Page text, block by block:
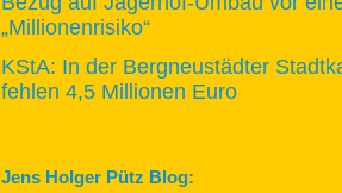
„Millionenrisiko“
KStA: In der Bergneustädter
fehlen 4,5 Millionen Euro
Jens Holger Pütz Blog: